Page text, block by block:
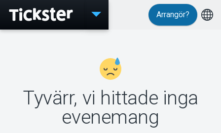
Evenemang
MyTickster
Arrangör?
Tyvärr, vi hittade inga
evenemang